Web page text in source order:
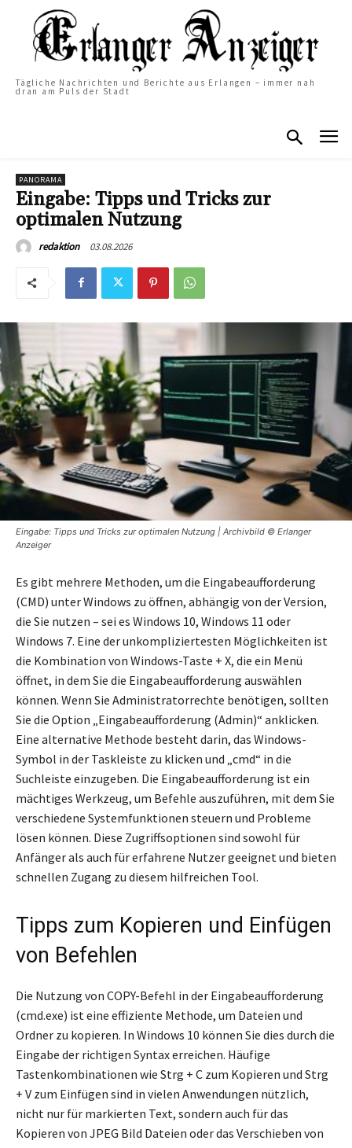
Tägliche Nachrichten und Berichte aus Erlangen – immer nah
dran am Puls der Stadt
PANORAMA
Eingabe: Tipps und Tricks zur
optimalen Nutzung
redaktion 03.08.2026
Eingabe: Tipps und Tricks zur optimalen Nutzung | Archivbild © Erlanger
Anzeiger
Es gibt mehrere Methoden, um die Eingabeaufforderung
(CMD) unter Windows zu öffnen, abhängig von der Version,
die Sie nutzen – sei es Windows 10, Windows 11 oder
Windows 7. Eine der unkompliziertesten Möglichkeiten ist
die Kombination von Windows-Taste + X, die ein Menü
öffnet, in dem Sie die Eingabeaufforderung auswählen
können. Wenn Sie Administratorrechte benötigen, sollten
Sie die Option „Eingabeaufforderung (Admin)“ anklicken.
Eine alternative Methode besteht darin, das Windows-
Symbol in der Taskleiste zu klicken und „cmd“ in die
Suchleiste einzugeben. Die Eingabeaufforderung ist ein
mächtiges Werkzeug, um Befehle auszuführen, mit dem Sie
verschiedene Systemfunktionen steuern und Probleme
lösen können. Diese Zugriffsoptionen sind sowohl für
Anfänger als auch für erfahrene Nutzer geeignet und bieten
schnellen Zugang zu diesem hilfreichen Tool.
Tipps zum Kopieren und Einfügen
von Befehlen
Die Nutzung von COPY-Befehl in der Eingabeaufforderung
(cmd.exe) ist eine effiziente Methode, um Dateien und
Ordner zu kopieren. In Windows 10 können Sie dies durch die
Eingabe der richtigen Syntax erreichen. Häufige
Tastenkombinationen wie Strg + C zum Kopieren und Strg
+ V zum Einfügen sind in vielen Anwendungen nützlich,
nicht nur für markierten Text, sondern auch für das
Kopieren von JPEG Bild Dateien oder das Verschieben von